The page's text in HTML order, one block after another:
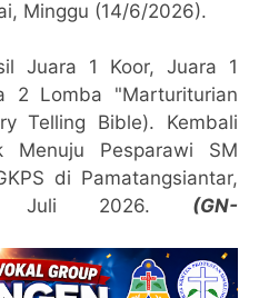
Minggu (14/6/2026).
Juara 1 Koor, Juara 1
2 Lomba "Marturiturian
Telling Bible). Kembali
Menuju Pesparawi SM
di Pamatangsiantar,
5 Juli 2026. (GN-